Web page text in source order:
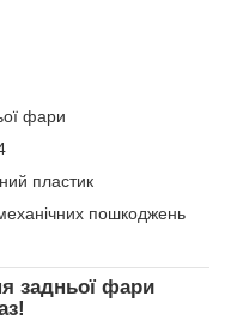
фари
пластик
пошкоджень
задньої фари